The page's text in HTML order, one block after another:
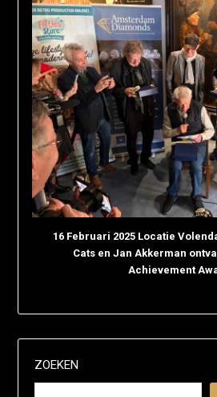
16 Februari 2025 Locatie
Cats en Jan Akkerman
Achievement
ZOEKEN